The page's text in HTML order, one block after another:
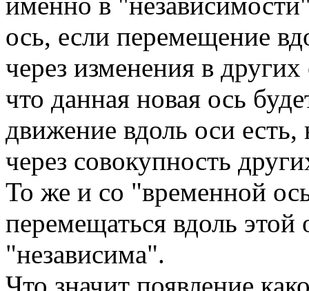
ось, если перемещение
через изменения в
что данная новая ось
движение вдоль оси
через совокупность
То же и со "временной
перемещаться вдоль этой
"независима".
Что значит появление